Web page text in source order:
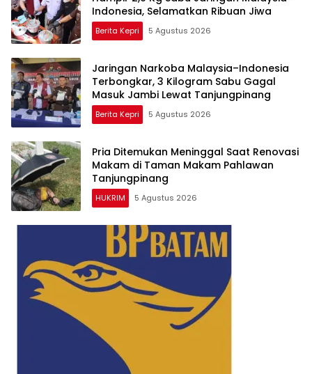
Indonesia, Selamatkan Ribuan Jiwa
Berita Kepri 5 Agustus 2026
Jaringan Narkoba Malaysia–Indonesia
Terbongkar, 3 Kilogram Sabu Gagal
Masuk Jambi Lewat Tanjungpinang
Berita Kepri 5 Agustus 2026
Pria Ditemukan Meninggal Saat Renovasi
Makam di Taman Makam Pahlawan
Tanjungpinang
HUKRIM 5 Agustus 2026